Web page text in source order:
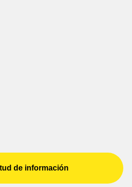
de información